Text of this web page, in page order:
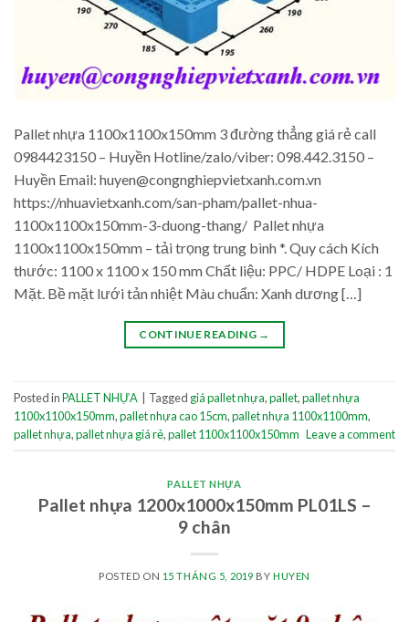
Pallet nhựa 1100x1100x150mm 3 đường thẳng giá rẻ call
0984423150 – Huyền Hotline/zalo/viber: 098.442.3150 –
Huyền Email: huyen@congnghiepvietxanh.com.vn
https://nhuavietxanh.com/san-pham/pallet-nhua-
1100x1100x150mm-3-duong-thang/ Pallet nhựa
1100x1100x150mm – tải trọng trung bình *. Quy cách Kích
thước: 1100 x 1100 x 150 mm Chất liệu: PPC/ HDPE Loại : 1
Mặt. Bề mặt lưới tản nhiệt Màu chuẩn: Xanh dương […]
CONTINUE READING →
Posted inPALLET NHỰA Tagged giá pallet nhựa,pallet,pallet nhựa
1100x1100x150mm,pallet nhựa cao 15cm,pallet nhựa 1100x1100mm,
pallet nhựa,pallet nhựa giá rẻ,pallet 1100x1100x150mm Leave a comment
PALLET NHỰA
Pallet nhựa 1200x1000x150mm PL01LS –
9 chân
POSTED ON 15 THÁNG 5, 2019 BY HUYEN